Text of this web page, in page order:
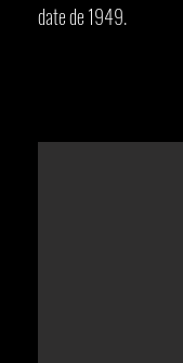
date de 1949.